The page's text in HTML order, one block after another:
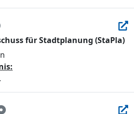
für Stadtplanung (StaPla)